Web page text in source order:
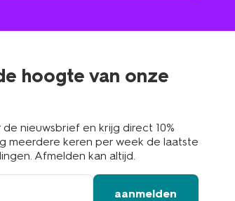
hoogte van onze
de nieuwsbrief en krijg direct 10%
meerdere keren per week de laatste
Afmelden kan altijd.
aanmelden